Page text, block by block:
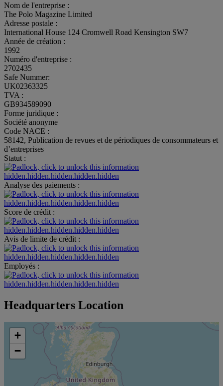
Nom de l'entreprise :
The Polo Magazine Limited
Adresse postale :
International House 124 Cromwell Road Kensington SW7
Année de création :
1992
Numéro d'entreprise :
2702435
Safe Nummer:
UK02363325
TVA :
GB934589090
Forme juridique :
Société anonyme
Code NACE :
58142, Publication de revues et de périodiques de consommateurs et
d’entreprises
Statut :
hidden.hidden.hidden.hidden.hidden
Analyse des paiements :
hidden.hidden.hidden.hidden.hidden
Score de crédit :
hidden.hidden.hidden.hidden.hidden
Avis de limite de crédit :
hidden.hidden.hidden.hidden.hidden
Employés :
hidden.hidden.hidden.hidden.hidden
Headquarters Location
+
−